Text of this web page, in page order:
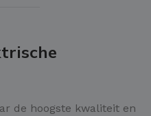
de hoogste kwaliteit en